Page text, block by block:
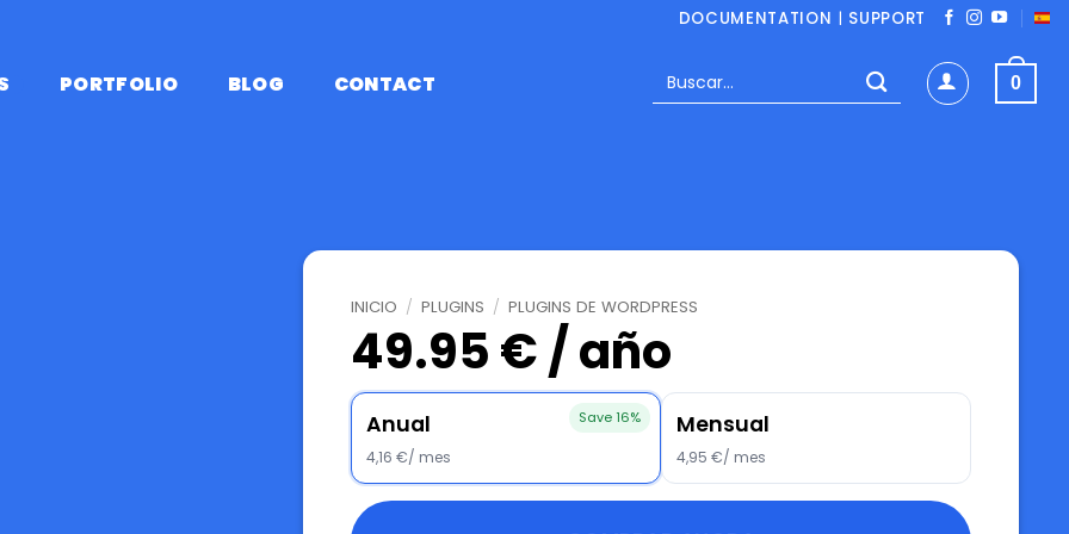
DOCUMENTATION | SUPPORT
PORTFOLIO BLOG CONTACT
Buscar
por:
0
INICIO / PLUGINS / PLUGINS DE WORDPRESS
49.95 € / año
Save 16%
Anual
4,16 €/ mes
Mensual
4,95 €/ mes